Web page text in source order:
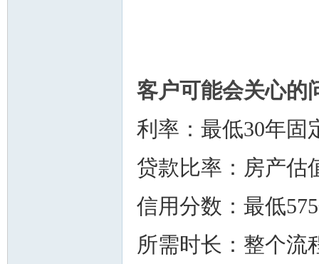
客户可能会关心的
利率：最低30年固
贷款比率：房产估
信用分数：最低
所需时长：整个流